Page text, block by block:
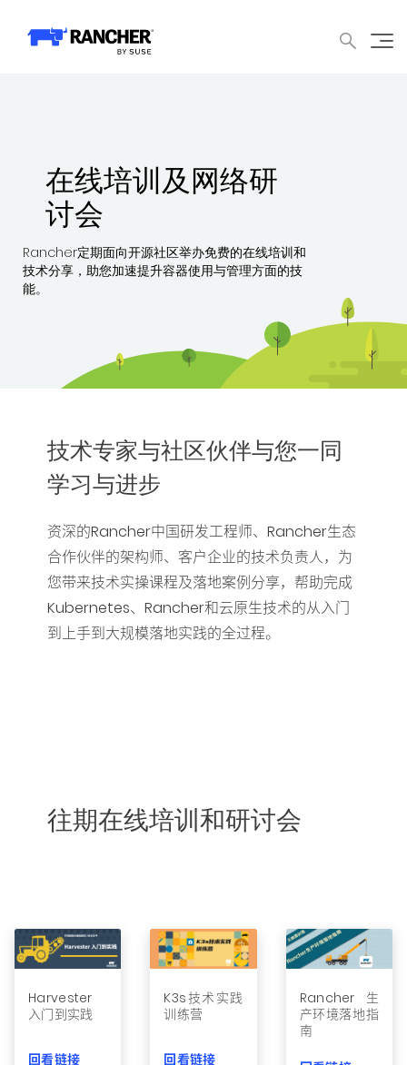
Kubernetes的价值
Kubernetes功能增强
Rancher与众不同
产品概览
Longhorn
申请演示
文档
项目
Rancher Desktop
联系我们
在线培训及网络研
讨会
Rancher定期面向开源社区举办免费的在线培训和
技术分享，助您加速提升容器使用与管理方面的技
能。
技术专家与社区伙伴与您一同
学习与进步
资深的Rancher中国研发工程师、Rancher生态
合作伙伴的架构师、客户企业的技术负责人，为
您带来技术实操课程及落地案例分享，帮助完成
Kubernetes、Rancher和云原生技术的从入门
到上手到大规模落地实践的全过程。
往期在线培训和研讨会
Harvester
入门到实践
回看链接
K3s技术实践
训练营
回看链接
Rancher生
产环境落地指
南